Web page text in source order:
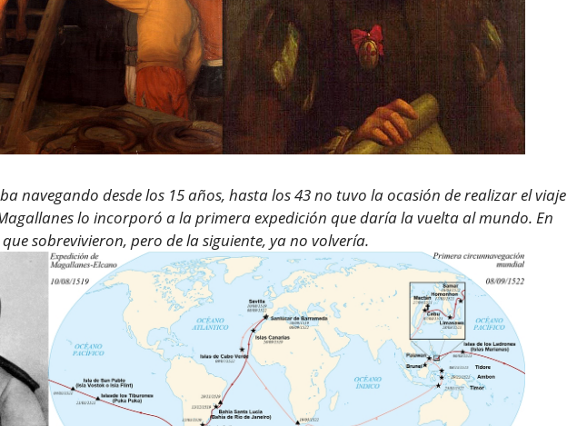
navegando desde los 15 años, hasta los 43 no tuvo la ocasión de realizar el viaje
lo incorporó a la primera expedición que daría la vuelta al mundo. En
sobrevivieron, pero de la siguiente, ya no volvería.